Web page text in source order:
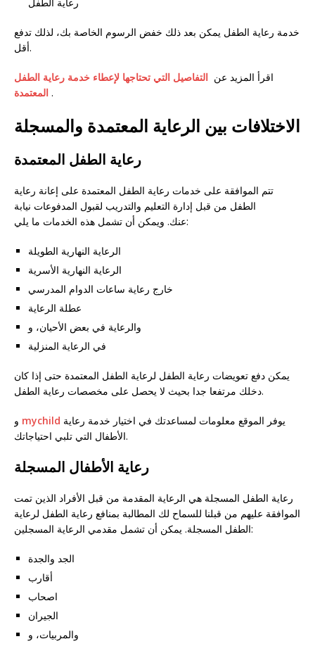
خدمة رعاية الطفل يمكن بعد ذلك خفض الرسوم الخاصة بك، لذلك تدفع
أقل.
اقرأ المزيد عن التفاصيل التي تحتاجها لإعطاء خدمة رعاية الطفل
المعتمدة .
الاختلافات بين الرعاية المعتمدة والمسجلة
رعاية الطفل المعتمدة
تتم الموافقة على خدمات رعاية الطفل المعتمدة على إعانة رعاية
الطفل من قبل إدارة التعليم والتدريب لقبول المدفوعات نيابة
عنك. ويمكن أن تشمل هذه الخدمات ما يلي:
الرعاية النهارية الطويلة
الرعاية النهارية الأسرية
خارج رعاية ساعات الدوام المدرسي
عطلة الرعاية
والرعاية في بعض الأحيان، و
في الرعاية المنزلية
يمكن دفع تعويضات رعاية الطفل لرعاية الطفل المعتمدة حتى إذا كان
دخلك مرتفعا جدا بحيث لا يحصل على مخصصات رعاية الطفل.
mychild
الأطفال التي تلبي احتياجاتك.
رعاية الأطفال المسجلة
رعاية الطفل المسجلة هي الرعاية المقدمة من قبل الأفراد الذين تمت
الموافقة عليهم من قبلنا للسماح لك المطالبة بمنافع رعاية الطفل لرعاية
الطفل المسجلة. يمكن أن تشمل مقدمي الرعاية المسجلين:
الجد والجدة
أقارب
اصحاب
الجيران
والمربيات، و